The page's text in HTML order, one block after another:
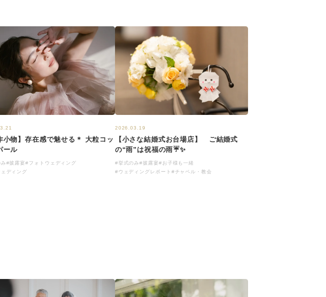
小物】存在感で魅せる＊ 大粒コッ
ール
#披露宴#フォトウェディング
ディング
2026.03.19
【小さな結婚式お台場店】 ご結婚式
の“雨”は祝福の雨☔✨
#挙式のみ#披露宴#お子様も一緒
#ウェディングレポート #チャペル・教会